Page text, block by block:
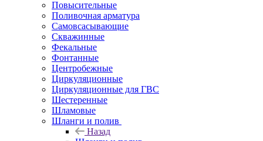
Повысительные
Поливочная арматура
Самовсасывающие
Скважинные
Фекальные
Фонтанные
Центробежные
Циркуляционные
Циркуляционные для ГВС
Шестеренные
Шламовые
Шланги и полив
Назад